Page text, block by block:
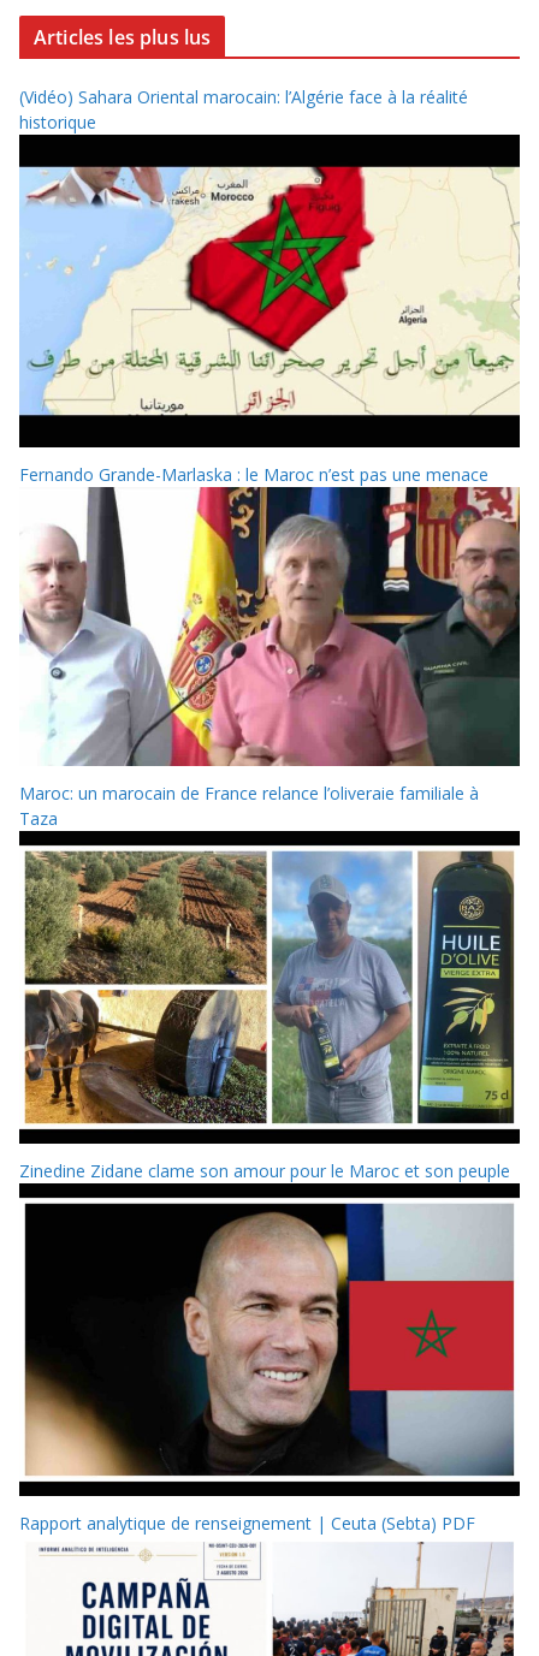
Articles les plus lus
(Vidéo) Sahara Oriental marocain: l’Algérie face à la réalité
historique
Fernando Grande-Marlaska : le Maroc n’est pas une menace
Maroc: un marocain de France relance l’oliveraie familiale à
Taza
Zinedine Zidane clame son amour pour le Maroc et son peuple
Rapport analytique de renseignement | Ceuta (Sebta) PDF